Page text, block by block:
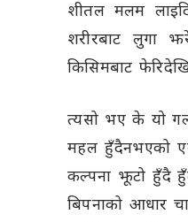
शीतल मलम
शरीरबाट लुगा
किसिमबाट
त्यसो भए के यो
महल हुँदैनभएको
कल्पना झूटो हुँदै
बिपनाको आधार